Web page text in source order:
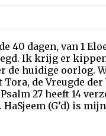
dagen, van 1
Ik krijg er
de huidige oorlog.
de Vreugde der
27 heeft 14
(G’d) is